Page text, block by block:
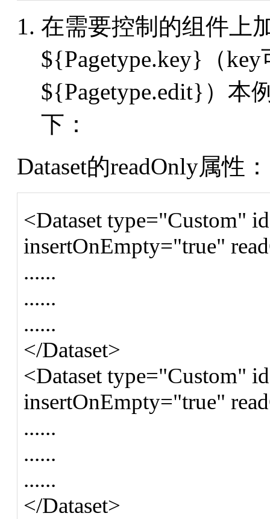
在需要控制的组件上
${Pagetype.key}（
${Pagetype.edit}）本
下：
Dataset的readOnly属性：
<Dataset type="Custom"
insertOnEmpty="true"
......
......
......
</Dataset>
<Dataset type="Custom"
insertOnEmpty="true"
......
......
......
</Dataset>